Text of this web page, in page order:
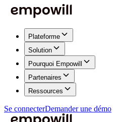
Plateforme
Solution
Pourquoi Empowill
Partenaires
Ressources
Se connecterDemander une démo